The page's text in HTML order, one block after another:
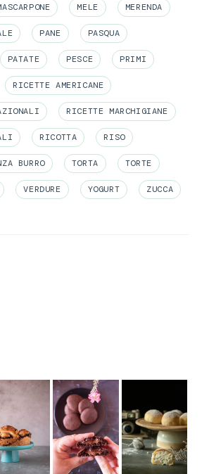
MELE MERENDA
PANE PASQUA
PATATE PESCE PRIMI
RICETTE AMERICANE
RICETTE MARCHIGIANE
RICOTTA RISO
BURRO TORTA TORTE
VERDURE YOGURT ZUCCA